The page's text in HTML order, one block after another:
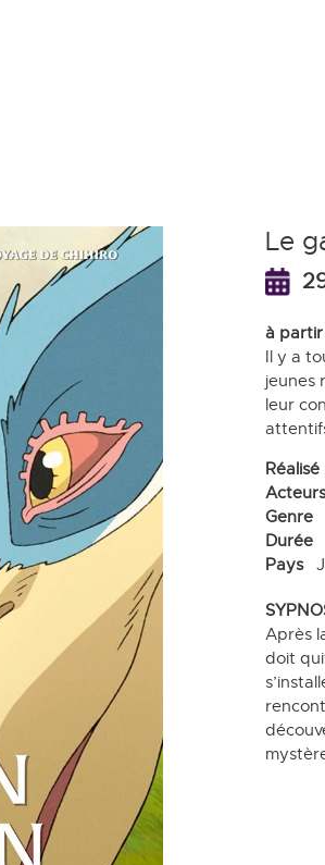
Le
à partir
Il y a
jeunes
leur
Genre
Durée
Pays
Après
doit